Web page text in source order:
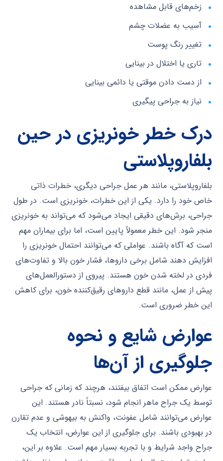
زخم‌های قابل مشاهده
آسیب به عضلات چشم
تغییر رنگ پوست
تاری یا اختلال در بینایی
از دست دادن موقتی یا دائمی بینایی
نیاز به جراحی پیگیری
درک خطر خونریزی در حین
بلفاروپلاستی
بلفاروپلاستی، مانند هر عمل جراحی دیگری، خطرات ذاتی
خاص خود را دارد. یکی از این خطرات، خونریزی است. در طول
جراحی، برش‌های دقیقی ایجاد می‌شود که می‌تواند به خونریزی
منجر شود. این خطر معمولاً پایین است، اما برای بیماران مهم
است که آگاه باشند. عواملی که می‌توانند احتمال خونریزی را
افزایش دهند شامل برخی داروها، فشار خون بالا و تفاوت‌های
فردی در لخته شدن خون هستند. پیروی از دستورالعمل‌های
پیش از عمل، مانند قطع داروهای رقیق‌کننده خون، برای کاهش
این خطر ضروری است.
عوارض شایع و نحوه
جلوگیری از آن‌ها
عوارض ممکن است اتفاق بیفتند، هرچند که زمانی که جراحی
توسط یک جراح ماهر انجام شود، نسبتاً نادر هستند. این
عوارض می‌توانند شامل عفونت، واکنش به بیهوشی و عدم تقارن
در بهبودی باشند. برای جلوگیری از این عوارض، انتخاب یک
جراح واجد شرایط و با تجربه بسیار مهم است. علاوه بر این،